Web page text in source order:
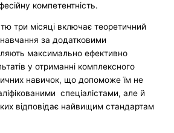
компетентність.
три місяці включає теоретичний
за додатковими
максимально ефективно
у отриманні комплексного
навичок, що допоможе їм не
спеціалістами, але й
відповідає найвищим стандартам